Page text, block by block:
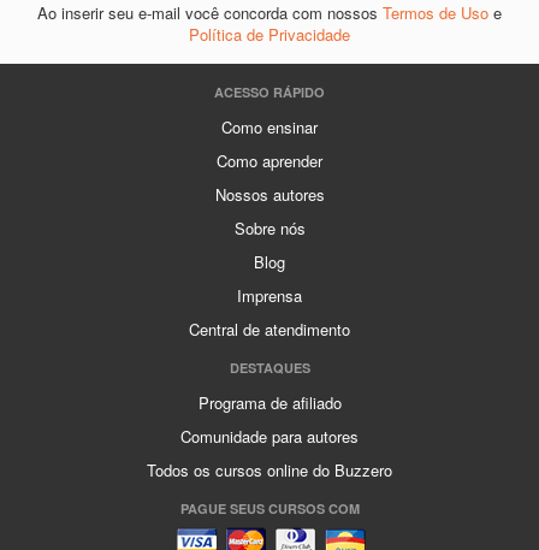
Ao inserir seu e-mail você concorda com nossos Termos de Uso e
Política de Privacidade
ACESSO RÁPIDO
Como ensinar
Como aprender
Nossos autores
Sobre nós
Blog
Imprensa
Central de atendimento
DESTAQUES
Programa de afiliado
Comunidade para autores
Todos os cursos online do Buzzero
PAGUE SEUS CURSOS COM